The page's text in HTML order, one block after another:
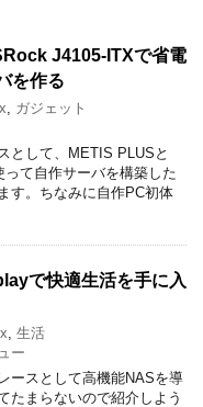
J4105-ITXで省電
を作る
ガジェット
として、METIS PLUSと
て自作サーバを構築した
す。ちなみに自作PC初体
で快適生活を手に入
生活
ー
ースとして高機能NASを導
たまらないので紹介しよう